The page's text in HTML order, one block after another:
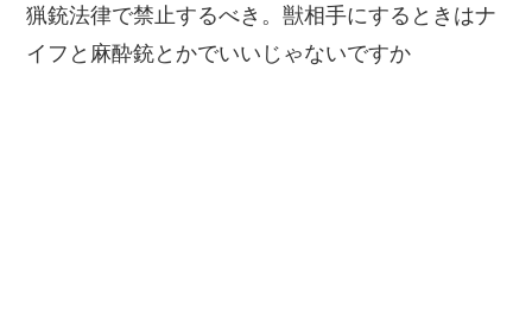
猟銃法律で禁止するべき。獣相手にするときはナ
イフと麻酔銃とかでいいじゃないですか